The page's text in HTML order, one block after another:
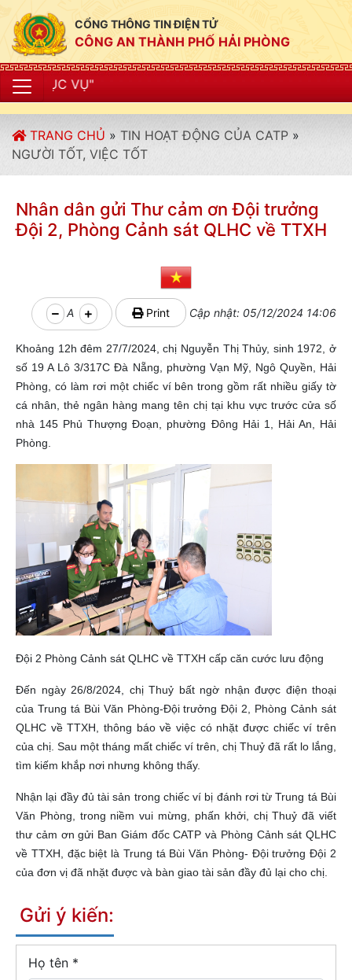
CỔNG THÔNG TIN ĐIỆN TỬ
CÔNG AN THÀNH PHỐ HẢI PHÒNG
TRANG CHỦ » TIN HOẠT ĐỘNG CỦA CATP »
NGƯỜI TỐT, VIỆC TỐT
Nhân dân gửi Thư cảm ơn Đội trưởng
Đội 2, Phòng Cảnh sát QLHC về TTXH
A Print Cập nhật: 05/12/2024 14:06
Khoảng 12h đêm 27/7/2024, chị Nguyễn Thị Thủy, sinh 1972, ở
số 19 A Lô 3/317C Đà Nẵng, phường Vạn Mỹ, Ngô Quyền, Hải
Phòng, có làm rơi một chiếc ví bên trong gồm rất nhiều giấy tờ
cá nhân, thẻ ngân hàng mang tên chị tại khu vực trước cửa số
nhà 145 Phủ Thượng Đoạn, phường Đông Hải 1, Hải An, Hải
Phòng.
Đội 2 Phòng Cảnh sát QLHC về TTXH cấp căn cước lưu động
Đến ngày 26/8/2024, chị Thuỷ bất ngờ nhận được điện thoại
của Trung tá Bùi Văn Phòng-Đội trưởng Đội 2, Phòng Cảnh sát
QLHC về TTXH, thông báo về việc có nhặt được chiếc ví trên
của chị. Sau một tháng mất chiếc ví trên, chị Thuỷ đã rất lo lắng,
tìm kiếm khắp nơi nhưng không thấy.
Nhận lại đầy đủ tài sản trong chiếc ví bị đánh rơi từ Trung tá Bùi
Văn Phòng, trong niềm vui mừng, phấn khởi, chị Thuỷ đã viết
thư cảm ơn gửi Ban Giám đốc CATP và Phòng Cảnh sát QLHC
về TTXH, đặc biệt là Trung tá Bùi Văn Phòng- Đội trưởng Đội 2
của đơn vị đã nhặt được và bàn giao tài sản đầy đủ lại cho chị.
Gửi ý kiến:
Họ tên *